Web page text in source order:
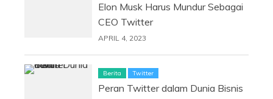
Elon Musk Harus Mundur Sebagai
CEO Twitter
APRIL 4, 2023
Berita Twitter
Peran Twitter dalam Dunia Bisnis